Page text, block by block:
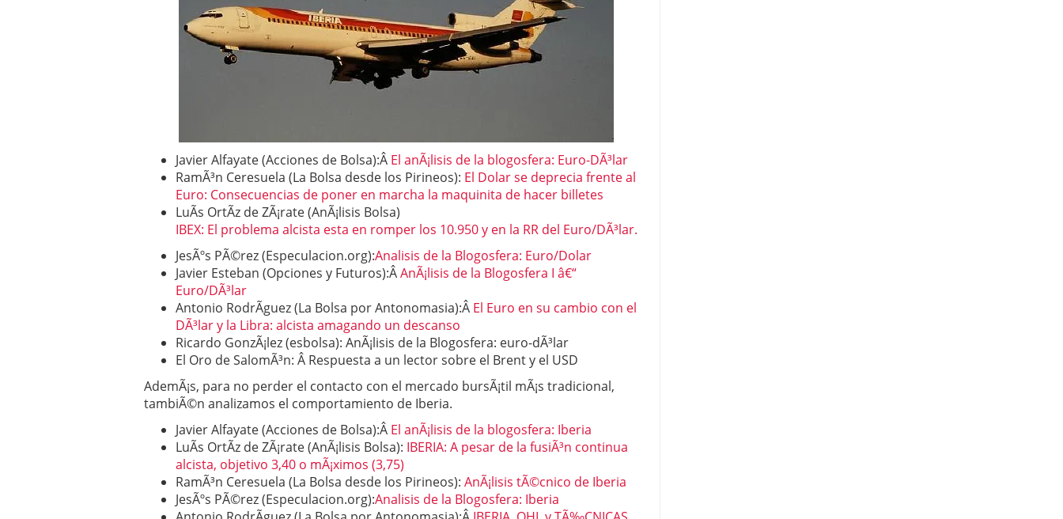
descubren cuando ya es demasiado tarde
20/07/2026
ReseÃ±a de SIFX: Lo Que Deben Saber los Traders Mexicanos Antes de
Operar 29/06/2026
Crear empresa online vs proceso tradicional: ventajas reales para pymes
29/05/2026
CÃ³mo afrontar una baja mÃ©dica cuando trabajas por cuenta propia
Javier Alfayate (Acciones de Bolsa):Â El anÃ¡lisis de la blogosfera: Euro-DÃ³lar
RamÃ³n Ceresuela (La Bolsa desde los Pirineos): El Dolar se deprecia frente al
Euro: Consecuencias de poner en marcha la maquinita de hacer billetes
LuÃ­s OrtÃ­z de ZÃ¡rate (AnÃ¡lisis Bolsa)
IBEX: El problema alcista esta en romper los 10.950 y en la RR del Euro/DÃ³lar.
JesÃºs PÃ©rez (Especulacion.org):Analisis de la Blogosfera: Euro/Dolar
Javier Esteban (Opciones y Futuros):ÂAnÃ¡lisis de la Blogosfera I â€“
Euro/DÃ³lar
Antonio RodrÃ­guez (La Bolsa por Antonomasia):Â El Euro en su cambio con el
DÃ³lar y la Libra: alcista amagando un descanso
Ricardo GonzÃ¡lez (esbolsa): AnÃ¡lisis de la Blogosfera: euro-dÃ³lar
El Oro de SalomÃ³n: Â Respuesta a un lector sobre el Brent y el USD
AdemÃ¡s, para no perder el contacto con el mercado bursÃ¡til mÃ¡s tradicional,
tambiÃ©n analizamos el comportamiento de Iberia.
Javier Alfayate (Acciones de Bolsa):Â El anÃ¡lisis de la blogosfera: Iberia
LuÃ­s OrtÃ­z de ZÃ¡rate (AnÃ¡lisis Bolsa): IBERIA: A pesar de la fusiÃ³n continua
alcista, objetivo 3,40 o mÃ¡ximos (3,75)
RamÃ³n Ceresuela (La Bolsa desde los Pirineos): AnÃ¡lisis tÃ©cnico de Iberia
JesÃºs PÃ©rez (Especulacion.org):Analisis de la Blogosfera: Iberia